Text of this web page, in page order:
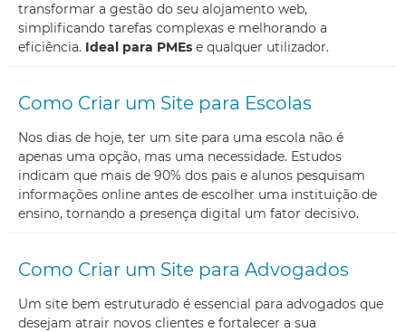
transformar a gestão do seu alojamento web,
simplificando tarefas complexas e melhorando a
eficiência. Ideal para PMEs e qualquer utilizador.
Como Criar um Site para Escolas
Nos dias de hoje, ter um site para uma escola não é
apenas uma opção, mas uma necessidade. Estudos
indicam que mais de 90% dos pais e alunos pesquisam
informações online antes de escolher uma instituição de
ensino, tornando a presença digital um fator decisivo.
Como Criar um Site para Advogados
Um site bem estruturado é essencial para advogados que
desejam atrair novos clientes e fortalecer a sua